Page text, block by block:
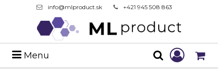
info@mlproduct.sk +421 945 508 863
Menu